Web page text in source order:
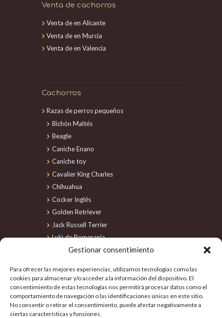
Gestionar consentimiento
Para ofrecer las mejores experiencias, utilizamos tecnologías como las
cookies para almacenar y/o acceder a la información del dispositivo. El
consentimiento de estas tecnologías nos permitirá procesar datos como el
comportamiento de navegación o las identificaciones únicas en este sitio.
No consentir o retirar el consentimiento, puede afectar negativamente a
ciertas características y funciones.
Venta de cachorros
Venta de en Alicante
Venta de en Murcia
Venta de en Valencia
Cachorros
Razas de perros pequeños
Bichón Maltés
Beagle
Caniche Enano
Caniche toy
Cavalier King Charles
Chihuahua
Cocker Inglés
Golden Retriever
Jack Russell Terrier
Lulú de Pomerania
Maltipoo
Schnauzer Miniatura
Shiba Inu
Shih Tzu
Teckel